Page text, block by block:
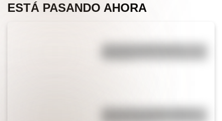
ESTÁ PASANDO AHORA
¿Por qué el jabón forma
¿Por qué los espejos reflejan